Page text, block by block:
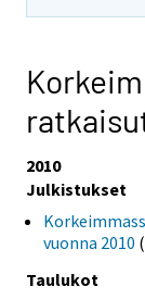
2010
Julkistukset
vuonna 2010
Taulukot